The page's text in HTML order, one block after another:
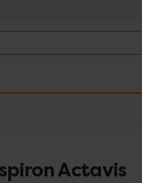
Actavis